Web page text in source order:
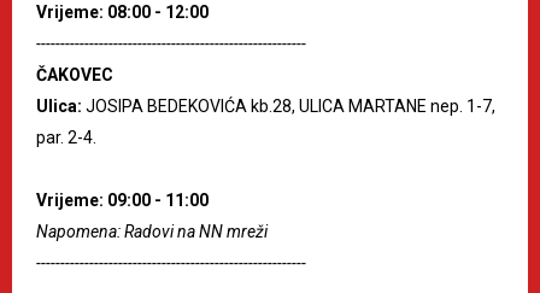
Vrijeme: 08:00 - 12:00
--------------------------------------------------------
ČAKOVEC
Ulica: JOSIPA BEDEKOVIĆA kb.28, ULICA MARTANE nep. 1-7,
par. 2-4.
Vrijeme: 09:00 - 11:00
Napomena: Radovi na NN mreži
--------------------------------------------------------